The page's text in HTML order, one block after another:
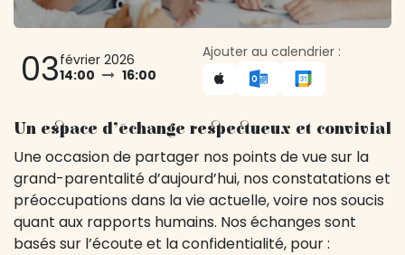
03février 2026
14:00
16:00
Ajouter au calendrier :
Un espace d’échange respectueux et convivial
Une occasion de partager nos points de vue sur la
grand-parentalité d’aujourd’hui, nos constatations et
préoccupations dans la vie actuelle, voire nos soucis
quant aux rapports humains. Nos échanges sont
basés sur l’écoute et la confidentialité, pour :